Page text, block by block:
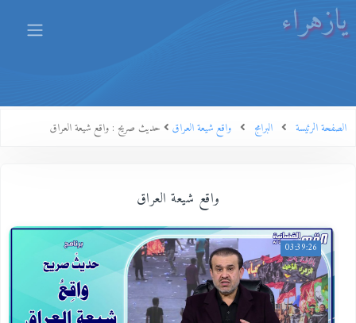
يازهراء
الصفحة الرئيسة البرامج واقع شيعة العراق حديث صريح : واقع شيعة العراق
واقع شيعة العراق
03:39:26